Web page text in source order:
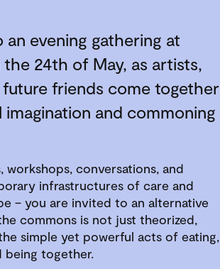
an evening gathering at
24th of May, as artists,
friends come together
and commoning
workshops, conversations, and
infrastructures of care and
– you are invited to an alternative
commons is not just theorized,
simple yet powerful acts of eating,
being together.